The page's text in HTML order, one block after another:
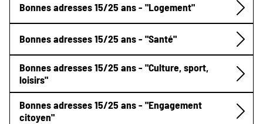
Bonnes adresses 15/25 ans - "Logement"
Bonnes adresses 15/25 ans - "Santé"
Bonnes adresses 15/25 ans - "Culture, sport,
loisirs"
Bonnes adresses 15/25 ans - "Engagement
citoyen"